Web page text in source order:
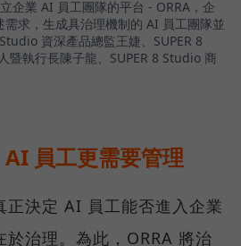
企業 AI 員工團隊的平台 - ORRA，企
求，生成具治理機制的 AI 員工團隊並
資深產品總監王婕、SUPER 8
暨執行長陳子龍、SUPER 8 Studio 商
員工更需要管理
正決定 AI 員工能否進入企業
於治理。為此，ORRA 將治